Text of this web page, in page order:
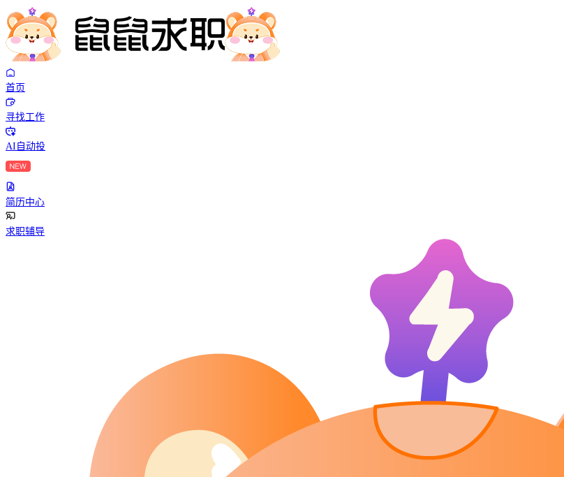
首页
寻找工作
AI自动投
简历中心
求职辅导